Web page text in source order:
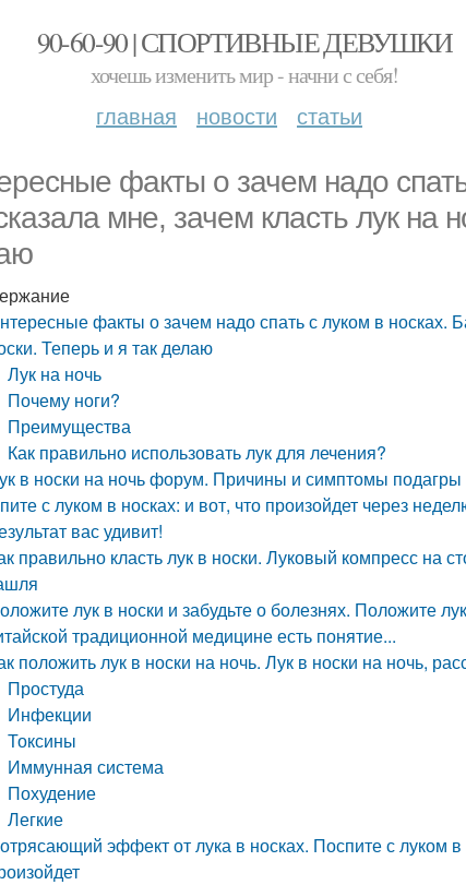
90-60-90 | СПОРТИВНЫЕ ДЕВУШКИ
хочешь изменить мир - начни с себя!
главная новости статьи
факты о зачем надо
мне, зачем класть лук на
факты о зачем надо спать с луком в носках.
Теперь и я так делаю
Лук на ночь
Почему ноги?
Преимущества
Как правильно использовать лук для лечения?
в носки на ночь форум. Причины и симптомы подагры
с луком в носках: и вот, что произойдет через
вас удивит!
правильно класть лук в носки. Луковый компресс на
лук в носки и забудьте о болезнях. Положите
традиционной медицине есть понятие...
положить лук в носки на ночь. Лук в носки на ночь,
Простуда
Инфекции
Токсины
Иммунная система
Похудение
Легкие
эффект от лука в носках. Поспите с луком в